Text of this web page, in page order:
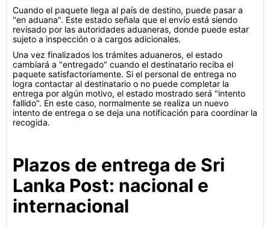
Cuando el paquete llega al país de destino, puede pasar a
"en aduana". Este estado señala que el envío está siendo
revisado por las autoridades aduaneras, donde puede estar
sujeto a inspección o a cargos adicionales.
Una vez finalizados los trámites aduaneros, el estado
cambiará a "entregado" cuando el destinatario reciba el
paquete satisfactoriamente. Si el personal de entrega no
logra contactar al destinatario o no puede completar la
entrega por algún motivo, el estado mostrado será "intento
fallido". En este caso, normalmente se realiza un nuevo
intento de entrega o se deja una notificación para coordinar la
recogida.
Plazos de entrega de Sri
Lanka Post: nacional e
internacional